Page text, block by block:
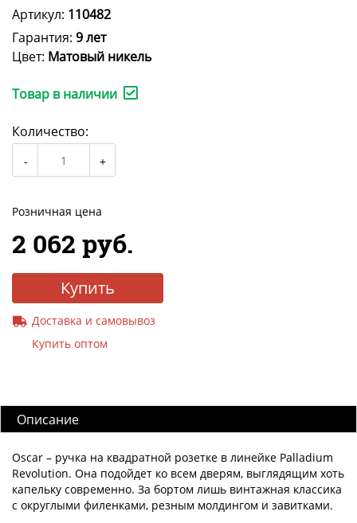
Артикул: 110482
Гарантия: 9 лет
Цвет: Матовый никель
Товар в наличии
Количество:
Розничная цена
2 062 руб.
Купить
Доставка и самовывоз
Купить оптом
Описание
Oscar – ручка на квадратной розетке в линейке Palladium
Revolution. Она подойдет ко всем дверям, выглядящим хоть
капельку современно. За бортом лишь винтажная классика
с округлыми филенками, резным молдингом и завитками.